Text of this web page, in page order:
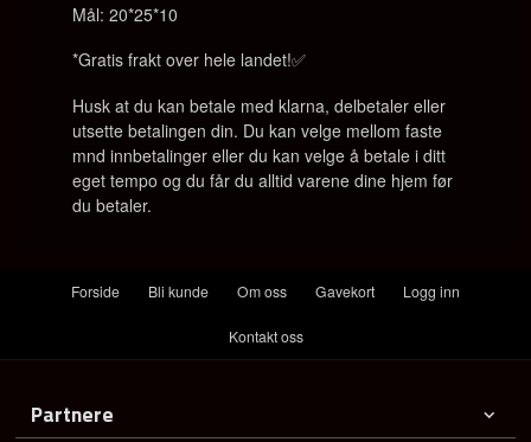
Mål: 20*25*10
*Gratis frakt over hele landet!✅
Husk at du kan betale med klarna, delbetaler eller
utsette betalingen din. Du kan velge mellom faste
mnd innbetalinger eller du kan velge å betale i ditt
eget tempo og du får du alltid varene dine hjem før
du betaler.
Forside Bli kunde Om oss Gavekort Logg inn
Kontakt oss
Partnere